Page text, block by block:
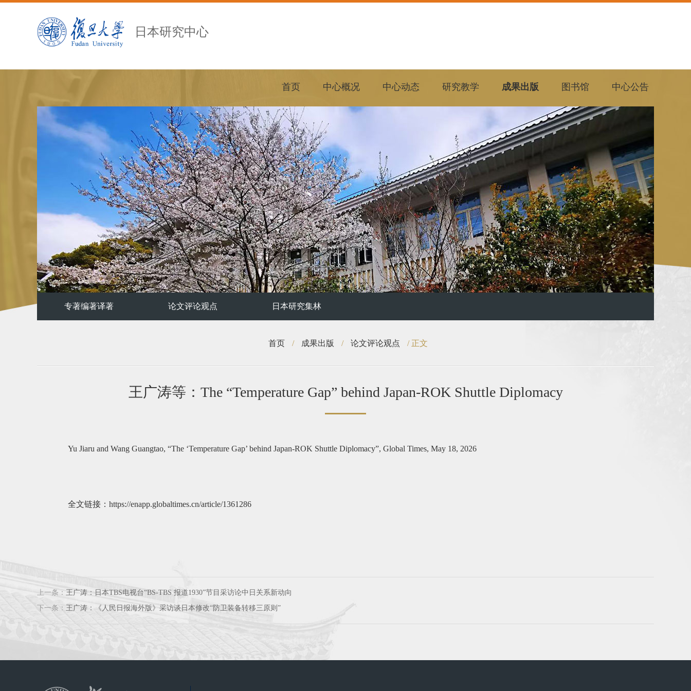
日本研究中心
首页 中心概况 中心动态 研究教学 成果出版 图书馆 中心公告
专著编著译著 论文评论观点 日本研究集林
首页 / 成果出版 / 论文评论观点 / 正文
王广涛等：The “Temperature Gap” behind Japan-ROK Shuttle Diplomacy
Yu Jiaru and Wang Guangtao, “The ‘Temperature Gap’ behind Japan-ROK Shuttle Diplomacy”, Global Times, May 18, 2026
全文链接： https://enapp.globaltimes.cn/article/1361286
上一条： 王广涛：日本TBS电视台“BS-TBS 报道1930”节目采访论中日关系新动向
下一条： 王广涛：《人民日报海外版》采访谈日本修改“防卫装备转移三原则”